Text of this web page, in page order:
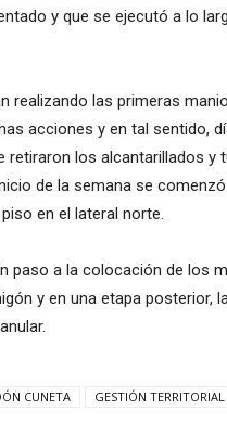
y que se ejecutó a lo
realizando las primeras
acciones y en tal sentido,
retiraron los alcantarillados y
de la semana se
en el lateral norte.
paso a la colocación de los
y en una etapa posterior,
CUNETA GESTIÓN TERRITORIAL